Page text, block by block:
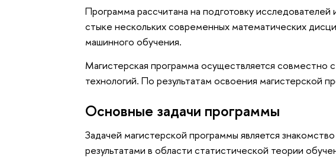
Программа рассчитана на подготовку
стыке нескольких современных математических
машинного обучения.
Магистерская программа осуществляется совместно
технологий. По результатам освоения магистерской
Основные задачи программы
Задачей магистерской программы является
результатами в области статистической теории